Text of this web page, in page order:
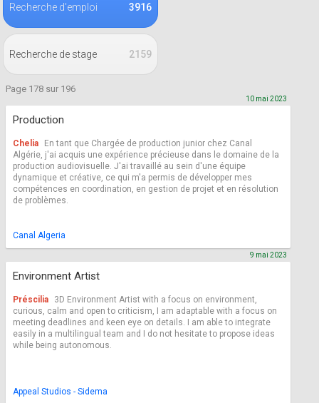
3916
Recherche d'emploi
2159
Recherche de stage
Page 178 sur 196
Production
10 mai 2023
Chelia
En tant que Chargée de production junior chez Canal
Algérie, j'ai acquis une expérience précieuse dans le domaine de la
production audiovisuelle. J'ai travaillé au sein d'une équipe
dynamique et créative, ce qui m'a permis de développer mes
compétences en coordination, en gestion de projet et en résolution
de problèmes.
Canal Algeria
Environment Artist
9 mai 2023
Préscilia
3D Environment Artist with a focus on environment,
curious, calm and open to criticism, I am adaptable with a focus on
meeting deadlines and keen eye on details. I am able to integrate
easily in a multilingual team and I do not hesitate to propose ideas
while being autonomous.
Appeal Studios - Sidema